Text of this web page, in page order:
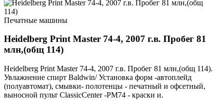
Печатные машины
Heidelberg Print Master 74-4, 2007 г.в. Пробег 81
млн,(общ 114)
Heidelberg Print Master 74-4, 2007 г.в. Пробег 81 млн,(общ 114).
Увлажнение спирт Baldwin/ Установка форм -автоплейд
(полуавтомат), смывки- полотенцы - печатный и офсетный,
выносной пульт ClassicCenter -PM74 - краски и.